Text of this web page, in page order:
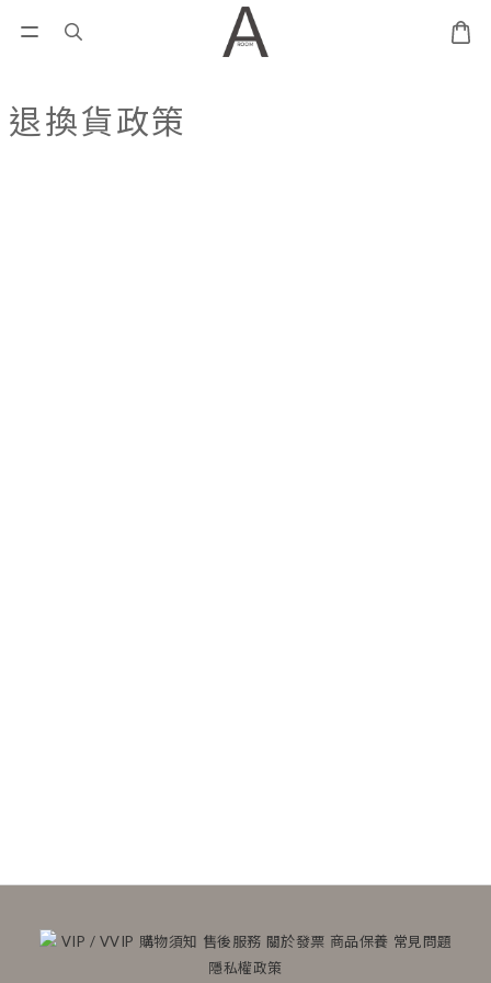
退換貨政策
VIP / VVIP 購物須知 售後服務 關於發票 商品保養 常見問題
隱私權政策